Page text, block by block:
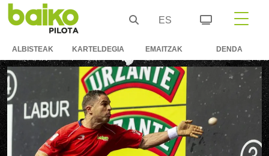
ES
ALBISTEAK KARTELDEGIA EMAITZAK DENDA